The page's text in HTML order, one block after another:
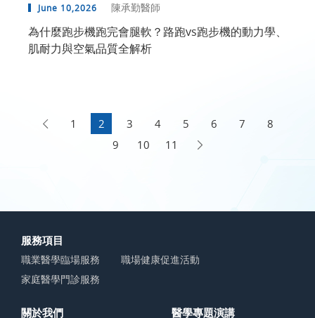
June 10,2026 陳承勤醫師
為什麼跑步機跑完會腿軟？路跑vs跑步機的動力學、
肌耐力與空氣品質全解析
1 2 3 4 5 6 7
8
9
10 11
服務項目
職業醫學臨場服務
職場健康促進活動
家庭醫學門診服務
關於我們 醫學專題演講